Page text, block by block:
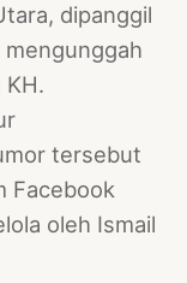
dipanggil
tersebut
Facebook
oleh Ismail